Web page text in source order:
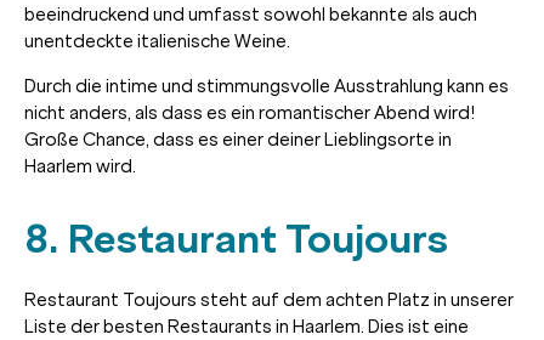
beeindruckend und umfasst sowohl bekannte als auch
unentdeckte italienische Weine.
Durch die intime und stimmungsvolle Ausstrahlung kann es
nicht anders, als dass es ein romantischer Abend wird!
Große Chance, dass es einer deiner Lieblingsorte in
Haarlem wird.
8. Restaurant Toujours
Restaurant Toujours steht auf dem achten Platz in unserer
Liste der besten Restaurants in Haarlem. Dies ist eine